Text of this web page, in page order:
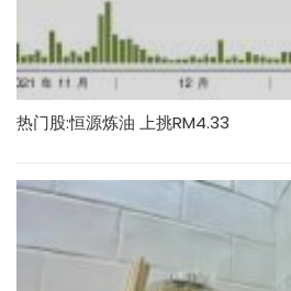
热门股:恒源炼油 上挑RM4.33